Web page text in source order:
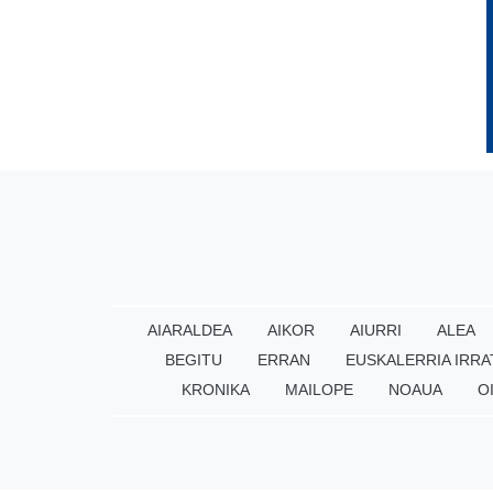
AIARALDEA AIKOR AIURRI ALEA
BEGITU
ERRAN EUSKALERRIA
KRONIKA
MAILOPE NOAUA